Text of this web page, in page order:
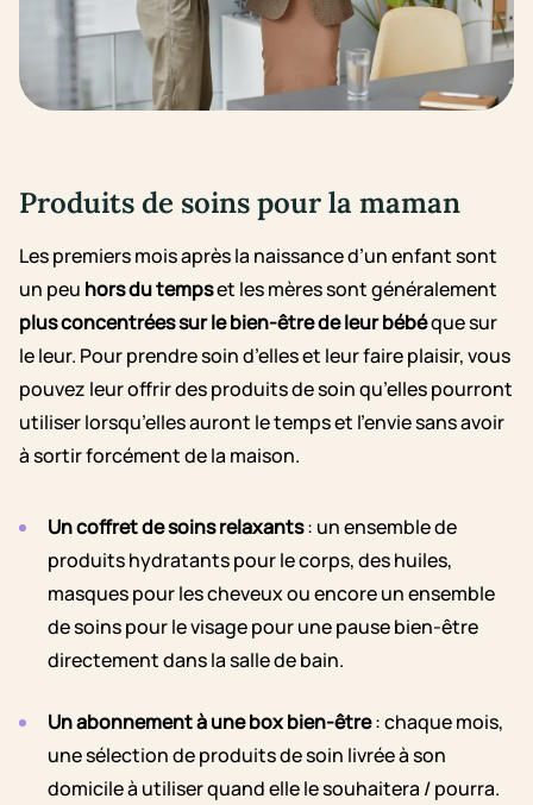
Produits de soins pour la maman
Les premiers mois après la naissance d’un enfant sont
un peu hors du tempset les mères sont généralement
plus concentrées sur le bien-être de leur bébéque sur
le leur. Pour prendre soin d’elles et leur faire plaisir, vous
pouvez leur offrir des produits de soin qu’elles pourront
utiliser lorsqu’elles auront le temps et l’envie sans avoir
à sortir forcément de la maison.
Un coffret de soins relaxants: un ensemble de
produits hydratants pour le corps, des huiles,
masques pour les cheveux ou encore un ensemble
de soins pour le visage pour une pause bien-être
directement dans la salle de bain.
Un abonnement à une box bien-être: chaque mois,
une sélection de produits de soin livrée à son
domicile à utiliser quand elle le souhaitera / pourra.